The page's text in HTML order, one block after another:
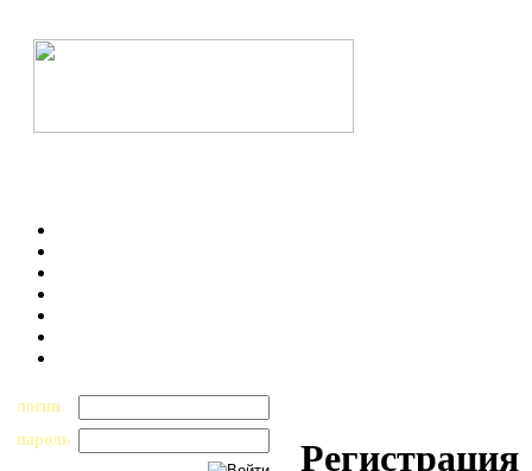
логин
пароль
Регистрация